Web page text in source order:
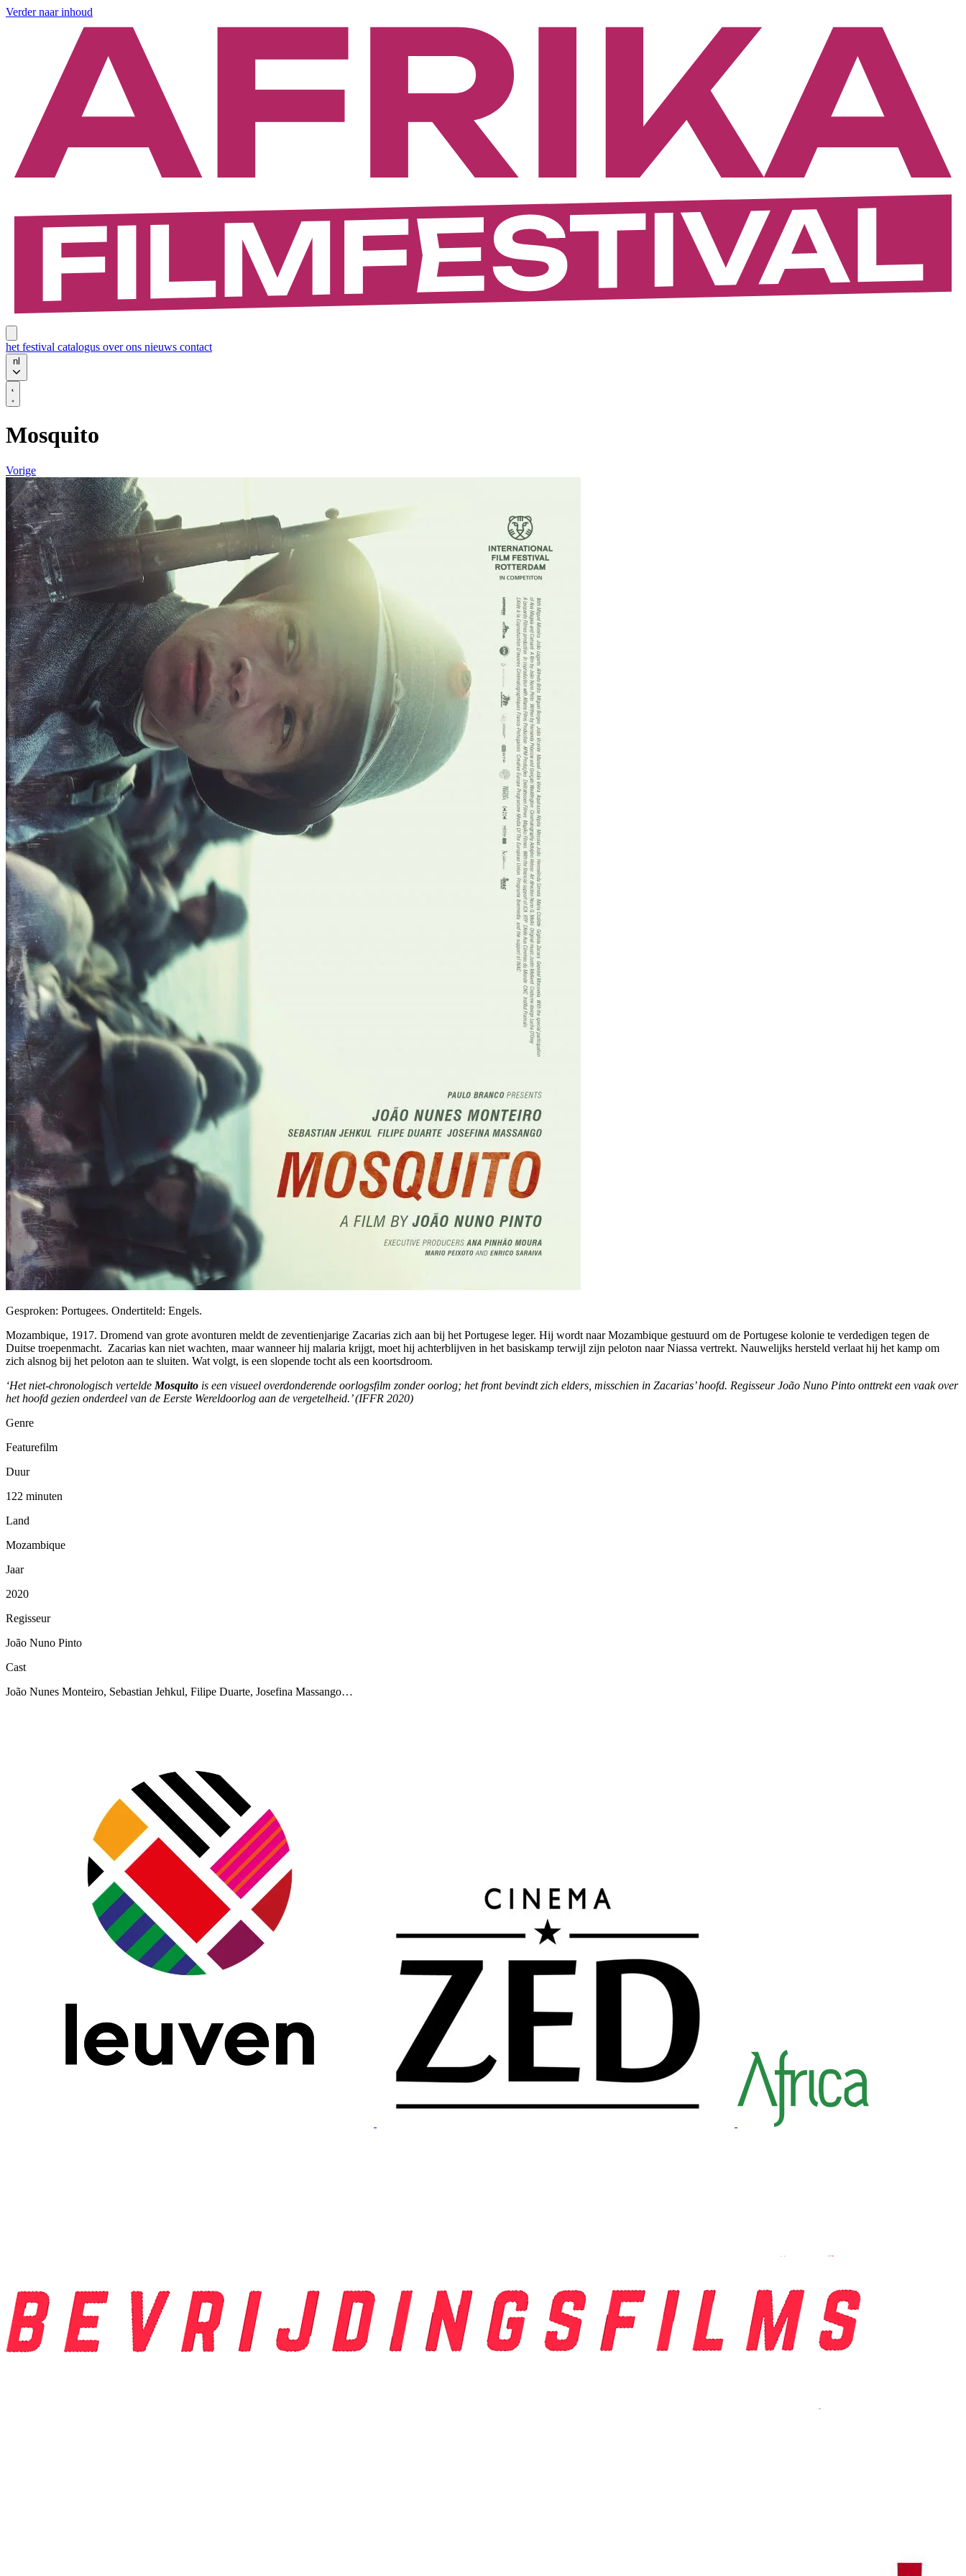
Verder naar inhoud
het festival catalogus over ons nieuws contact
nl
Mosquito
Vorige
Gesproken: Portugees. Ondertiteld: Engels.
Mozambique, 1917. Dromend van grote avonturen meldt de zeventienjarige Zacarias zich aan bij het Portugese leger. Hij wordt naar Mozambique gestuurd om de Portugese kolonie te verdedigen tegen de
Duitse troepenmacht. Zacarias kan niet wachten, maar wanneer hij malaria krijgt, moet hij achterblijven in het basiskamp terwijl zijn peloton naar Niassa vertrekt. Nauwelijks hersteld verlaat hij het kamp om
zich alsnog bij het peloton aan te sluiten. Wat volgt, is een slopende tocht als een koortsdroom.
‘Het niet-chronologisch vertelde Mosquito is een visueel overdonderende oorlogsfilm zonder oorlog; het front bevindt zich elders, misschien in Zacarias’ hoofd. Regisseur João Nuno Pinto onttrekt een vaak over
het hoofd gezien onderdeel van de Eerste Wereldoorlog aan de vergetelheid.’(IFFR 2020)
Genre
Featurefilm
Duur
122 minuten
Land
Mozambique
Jaar
2020
Regisseur
João Nuno Pinto
Cast
João Nunes Monteiro, Sebastian Jehkul, Filipe Duarte, Josefina Massango…